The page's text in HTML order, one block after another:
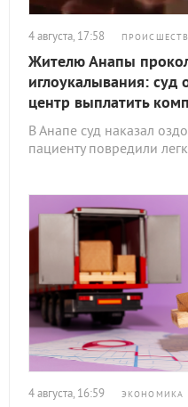
4 августа, 17:58
Жителю Анапы
иглоукалывания: суд
центр выплатить
В Анапе суд наказал
пациенту повредили
4 августа, 16:59 ЭКОНОМИКА